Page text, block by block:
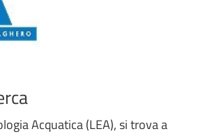
Acquatica (LEA), si trova a